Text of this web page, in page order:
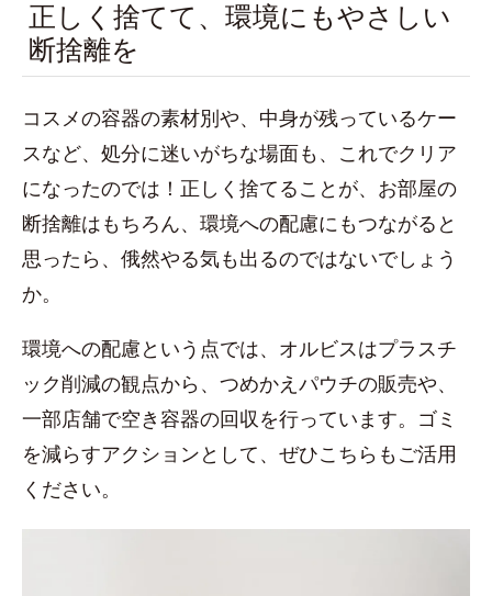
正しく捨てて、環境にもやさしい
断捨離を
コスメの容器の素材別や、中身が残っているケー
スなど、処分に迷いがちな場面も、これでクリア
になったのでは！正しく捨てることが、お部屋の
断捨離はもちろん、環境への配慮にもつながると
思ったら、俄然やる気も出るのではないでしょう
か。
環境への配慮という点では、オルビスはプラスチ
ック削減の観点から、つめかえパウチの販売や、
一部店舗で空き容器の回収を行っています。ゴミ
を減らすアクションとして、ぜひこちらもご活用
ください。